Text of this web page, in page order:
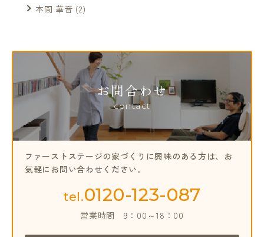
本間 華音 (2)
お問合わせ
contact
ファーストステージの家づくりに興味のある方は、 お
気軽にお問い合わせください。
tel.0120-123-087
営業時間 9：00～18：00